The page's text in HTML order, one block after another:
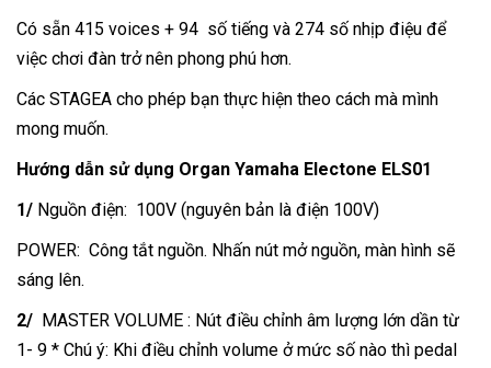
Có sẵn 415 voices + 94 số tiếng và 274 số nhịp điệu để
việc chơi đàn trở nên phong phú hơn.
Các STAGEA cho phép bạn thực hiện theo cách mà mình
mong muốn.
Hướng dẫn sử dụng Organ Yamaha Electone ELS01
1/ Nguồn điện: 100V (nguyên bản là điện 100V)
POWER: Công tắt nguồn. Nhấn nút mở nguồn, màn hình sẽ
sáng lên.
2/ MASTER VOLUME : Nút điều chỉnh âm lượng lớn dần từ
1- 9 * Chú ý: Khi điều chỉnh volume ở mức số nào thì pedal